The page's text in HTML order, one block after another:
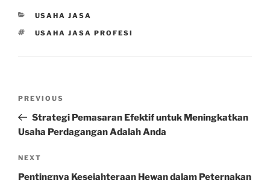
CATEGORIES
USAHA JASA
TAGS
USAHA JASA PROFESI
Previous
Post
PREVIOUS
Strategi Pemasaran Efektif untuk Meningkatkan
Usaha Perdagangan Adalah Anda
Next
Post
NEXT
Pentingnya Kesejahteraan Hewan dalam Peternakan